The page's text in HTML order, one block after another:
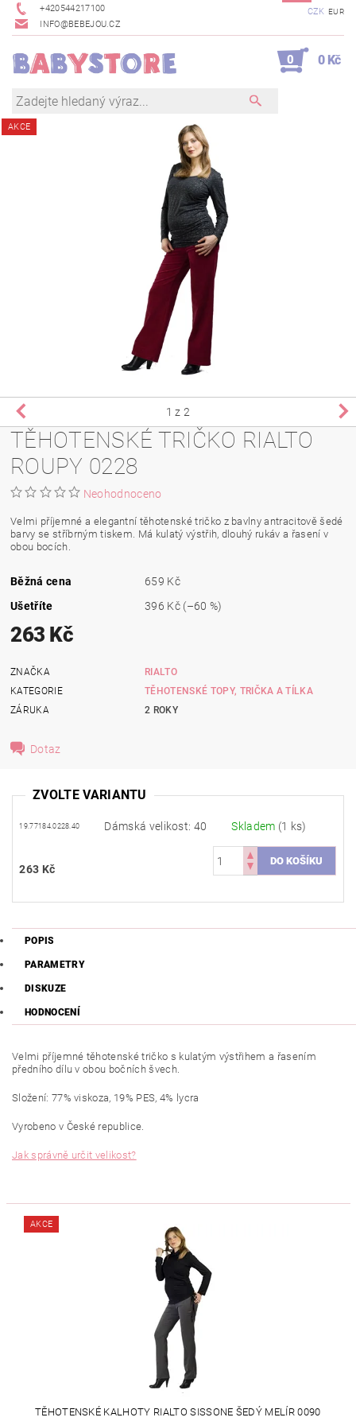
+420544217100
INFO@BEBEJOU.CZ
CZK EUR
0 0 Kč
AKCE
1 z 2
TĚHOTENSKÉ TRIČKO RIALTO
ROUPY 0228
Neohodnoceno
Velmi příjemné a elegantní těhotenské tričko z bavlny antracitově šedé
barvy se stříbrným tiskem. Má kulatý výstřih, dlouhý rukáv a řasení v
obou bocích.
Běžná cena
659 Kč
Ušetříte
396 Kč (–60 %)
263 Kč
ZNAČKA
RIALTO
KATEGORIE
TĚHOTENSKÉ TOPY, TRIČKA A TÍLKA
ZÁRUKA
2 ROKY
Dotaz
ZVOLTE VARIANTU
19.77184.0228.40 Dámská velikost: 40 Skladem (1 ks)
263 Kč
POPIS
PARAMETRY
DISKUZE
HODNOCENÍ
Velmi příjemné těhotenské tričko s kulatým výstřihem a řasením
předního dílu v obou bočních švech.
Složení: 77% viskoza, 19% PES, 4% lycra
Vyrobeno v České republice.
Jak správně určit velikost?
AKCE
TĚHOTENSKÉ KALHOTY RIALTO SISSONE ŠEDÝ MELÍR 0090